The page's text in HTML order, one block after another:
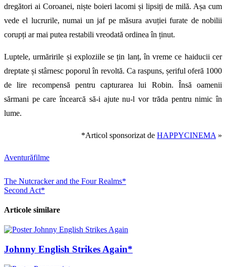
dregători ai Coroanei, niște boieri lacomi și lipsiți de milă. Așa cum
vede el lucrurile, numai un jaf pe măsura avuției furate de nobilii
corupți ar mai putea restabili vreodată ordinea în ținut.
Luptele, urmăririle și exploziile se țin lanț, în vreme ce haiducii cer
dreptate și stârnesc poporul în revoltă. Ca raspuns, șeriful oferă 1000
de lire recompensă pentru capturarea lui Robin. Însă oamenii
sărmani pe care încearcă să-i ajute nu-l vor trăda pentru nimic în
lume.
*Articol sponsorizat de HAPPYCINEMA »
Aventurăfilme
Navigare
în
articole
The Nutcracker and the Four Realms*
Second Act*
Articole similare
Johnny English Strikes Again*